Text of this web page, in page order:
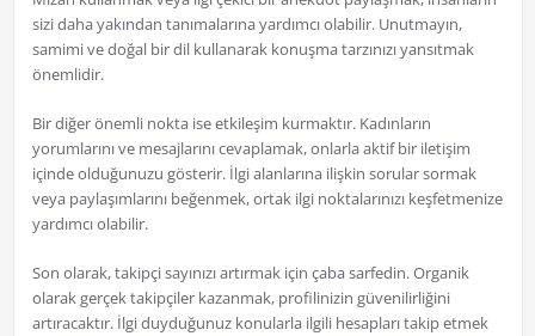
sizi daha yakından tanımalarına yardımcı olabilir. Unutmayın,
samimi ve doğal bir dil kullanarak konuşma tarzınızı yansıtmak
önemlidir.
Bir diğer önemli nokta ise etkileşim kurmaktır. Kadınların
yorumlarını ve mesajlarını cevaplamak, onlarla aktif bir iletişim
içinde olduğunuzu gösterir. İlgi alanlarına ilişkin sorular sormak
veya paylaşımlarını beğenmek, ortak ilgi noktalarınızı keşfetmenize
yardımcı olabilir.
Son olarak, takipçi sayınızı artırmak için çaba sarfedin. Organik
olarak gerçek takipçiler kazanmak, profilinizin güvenilirliğini
artıracaktır. İlgi duyduğunuz konularla ilgili hesapları takip etmek